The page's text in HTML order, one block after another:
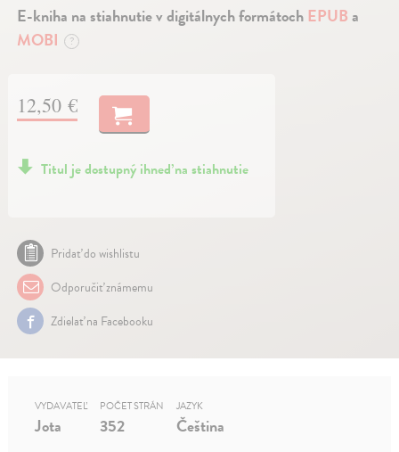
E-kniha na stiahnutie v digitálnych formátochEPUBa
MOBI
?
12,50 €
Titul je dostupný ihneď na stiahnutie
Pridať do wishlistu
Odporučiť známemu
Zdielať na Facebooku
VYDAVATEĽ
Jota
POČET STRÁN
352
JAZYK
Čeština